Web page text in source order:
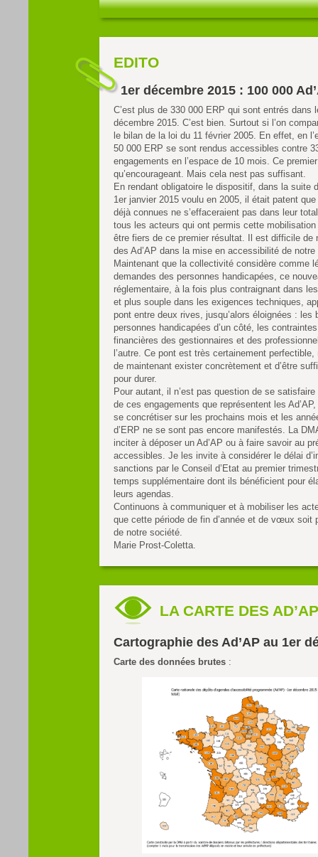
EDITO
1er décembre 2015 : 100 000
C’est plus de 330 000 ERP qui sont entrés dans
décembre 2015. C’est bien. Surtout si l’on
le bilan de la loi du 11 février 2005. En effet, en
50 000 ERP se sont rendus accessibles contre
engagements en l’espace de 10 mois. Ce
qu’encourageant. Mais cela nest pas suffisant.
En rendant obligatoire le dispositif, dans la suite
1er janvier 2015 voulu en 2005, il était patent
déjà connues ne s’effaceraient pas dans leur
tous les acteurs qui ont permis cette
être fiers de ce premier résultat. Il est difficile de
des Ad’AP dans la mise en accessibilité de
Maintenant que la collectivité considère comme
demandes des personnes handicapées, ce
réglementaire, à la fois plus contraignant dans
et plus souple dans les exigences techniques,
pont entre deux rives, jusqu’alors éloignées : les
personnes handicapées d’un côté, les
financières des gestionnaires et des
l’autre. Ce pont est très certainement
de maintenant exister concrètement et d’être
pour durer.
Pour autant, il n’est pas question de se
de ces engagements que représentent les
se concrétiser sur les prochains mois et les
d’ERP ne se sont pas encore manifestés. La
inciter à déposer un Ad’AP ou à faire savoir au
accessibles. Je les invite à considérer le délai
sanctions par le Conseil d’Etat au premier
temps supplémentaire dont ils bénéficient pour
leurs agendas.
Continuons à communiquer et à mobiliser les
que cette période de fin d’année et de vœux soit
de notre société.
Marie Prost-Coletta.
LA CARTE DES AD’AP
Cartographie des Ad’AP au 1er
Carte des données brutes :